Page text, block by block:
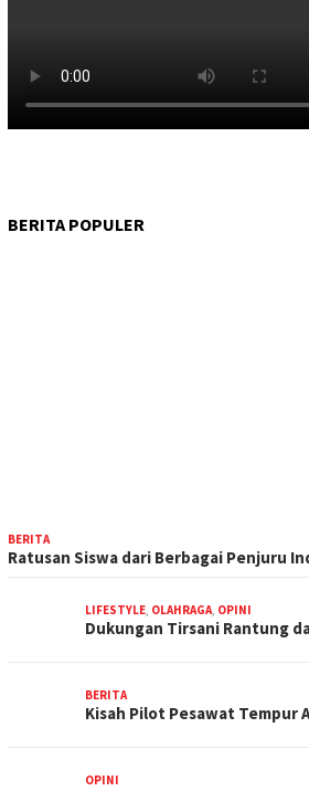
BERITA POPULER
BERITA
Ratusan Siswa dari Berbagai Penjuru
LIFESTYLE, OLAHRAGA, OPINI
Dukungan Tirsani Rantung
BERITA
Kisah Pilot Pesawat Tempur
OPINI